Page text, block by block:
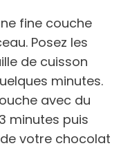
fine couche
Posez les
de cuisson
minutes.
avec du
minutes puis
votre chocolat